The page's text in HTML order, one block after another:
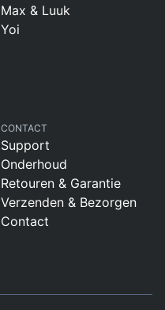
Max & Luuk
Yoi
CONTACT
Support
Onderhoud
Retouren & Garantie
Verzenden & Bezorgen
Contact